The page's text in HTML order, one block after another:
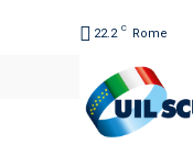
22.2 C Rome